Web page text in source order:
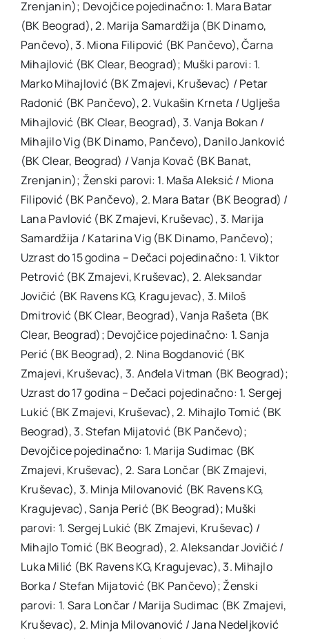
Zrenjanin); Devojčice pojedinačno: 1. Mara Batar
(BK Beograd), 2. Marija Samardžija (BK Dinamo,
Pančevo), 3. Miona Filipović (BK Pančevo), Čarna
Mihajlović (BK Clear, Beograd); Muški parovi: 1.
Marko Mihajlović (BK Zmajevi, Kruševac) / Petar
Radonić (BK Pančevo), 2. Vukašin Krneta / Uglješa
Mihajlović (BK Clear, Beograd), 3. Vanja Bokan /
Mihajilo Vig (BK Dinamo, Pančevo), Danilo Janković
(BK Clear, Beograd) / Vanja Kovač (BK Banat,
Zrenjanin); Ženski parovi: 1. Maša Aleksić / Miona
Filipović (BK Pančevo), 2. Mara Batar (BK Beograd) /
Lana Pavlović (BK Zmajevi, Kruševac), 3. Marija
Samardžija / Katarina Vig (BK Dinamo, Pančevo);
Uzrast do 15 godina – Dečaci pojedinačno: 1. Viktor
Petrović (BK Zmajevi, Kruševac), 2. Aleksandar
Jovičić (BK Ravens KG, Kragujevac), 3. Miloš
Dmitrović (BK Clear, Beograd), Vanja Rašeta (BK
Clear, Beograd); Devojčice pojedinačno: 1. Sanja
Perić (BK Beograd), 2. Nina Bogdanović (BK
Zmajevi, Kruševac), 3. Anđela Vitman (BK Beograd);
Uzrast do 17 godina – Dečaci pojedinačno: 1. Sergej
Lukić (BK Zmajevi, Kruševac), 2. Mihajlo Tomić (BK
Beograd), 3. Stefan Mijatović (BK Pančevo);
Devojčice pojedinačno: 1. Marija Sudimac (BK
Zmajevi, Kruševac), 2. Sara Lončar (BK Zmajevi,
Kruševac), 3. Minja Milovanović (BK Ravens KG,
Kragujevac), Sanja Perić (BK Beograd); Muški
parovi: 1. Sergej Lukić (BK Zmajevi, Kruševac) /
Mihajlo Tomić (BK Beograd), 2. Aleksandar Jovičić /
Luka Milić (BK Ravens KG, Kragujevac), 3. Mihajlo
Borka / Stefan Mijatović (BK Pančevo); Ženski
parovi: 1. Sara Lončar / Marija Sudimac (BK Zmajevi,
Kruševac), 2. Minja Milovanović / Jana Nedeljković